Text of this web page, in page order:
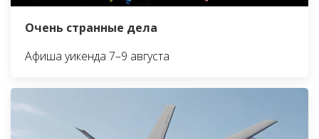
Очень странные дела
Афиша уикенда 7–9 августа